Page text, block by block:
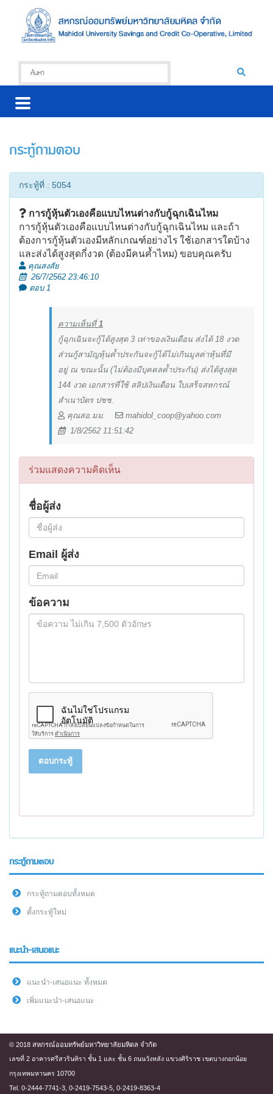
กระทู้ถามตอบ
กระทู้ที่ : 5054
การกู้หุ้นตัวเองคือแบบไหนต่างกับกู้ฉุกเฉินไหม
การกู้หุ้นตัวเองคือแบบไหนต่างกับกู้ฉุกเฉินไหม และถ้า
ต้องการกู้หุ้นตัวเองมีหลักเกณฑ์อย่างไร ใช้เอกสารใดบ้าง
และส่งได้สูงสุดกี่งวด (ต้องมีคนค้ำไหม) ขอบคุณครับ
คุณสงสัย
26/7/2562 23:46:10
ตอบ 1
ความเห็นที่1
กู้ฉุกเฉินจะกู้ได้สูงสุด 3 เท่าของเงินเดือน ส่งได้ 18 งวด
ส่วนกู้สามัญหุ้นค้ำประกันจะกู้ได้ไม่เกินมูลค่าหุ้นที่มี
อยู่ ณ ขณะนั้น (ไม่ต้องมีบุคคลค้ำประกัน) ส่งได้สูงสุด
144 งวด เอกสารที่ใช้ สลิปเงินเดือน ใบเสร็จสหกรณ์
สำเนาบัตร ปชช.
คุณสอ.มม.
mahidol_coop@yahoo.com
1/8/2562 11:51:42
ร่วมแสดงความคิดเห็น
ชื่อผู้ส่ง
Email ผู้ส่ง
ข้อความ
ตอบกระทู้
กระทู้ถามตอบ
กระทู้ถามตอบทั้งหมด
ตั้งกระทู้ใหม่
แนะนำ-เสนอแนะ
แนะนำ-เสนอแนะ ทั้งหมด
เพิ่มแนะนำ-เสนอแนะ
© 2018 สหกรณ์ออมทรัพย์มหาวิทยาลัยมหิดล จำกัด
เลขที่ 2 อาคารศรีสวรินทิรา ชั้น 1 และ ชั้น 6 ถนนวังหลัง แขวงศิริราช เขตบางกอกน้อย
กรุงเทพมหานคร 10700
Tel. 0-2444-7741-3, 0-2419-7543-5, 0-2419-8363-4